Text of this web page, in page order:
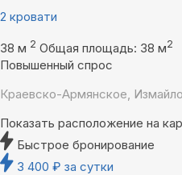
2 кровати
38 м 2 Общая площадь: 38 м2
Повышенный спрос
Краевско-Армянское,
Показать расположение на
Быстрое бронирование
3 400 ₽ за сутки